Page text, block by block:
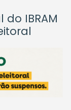
IBRAM